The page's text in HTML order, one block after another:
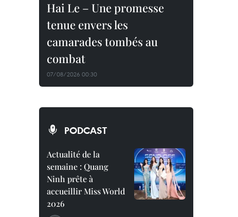
Hai Le – Une promesse
tenue envers les
camarades tombés au
combat
07/08/2026 00:30
PODCAST
Actualité de la
semaine : Quang
Ninh prête à
accueillir Miss World
2026